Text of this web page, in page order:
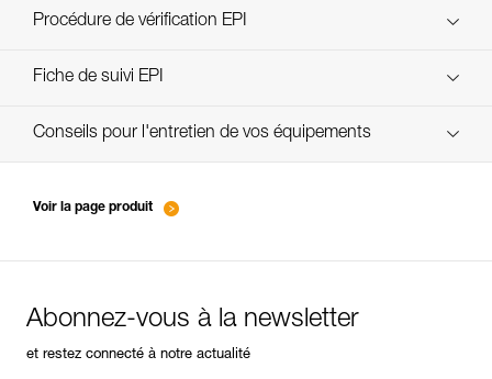
découvrez ePPEcentre
Procédure de vérification EPI
verif-EPI-casques-PRO-procedure-FR
Fiche de suivi EPI
verif-EPI-casque-PRO-suivi-FR
Conseils pour l'entretien de vos équipements
Voir la page produit
Abonnez-vous à la newsletter
et restez connecté à notre actualité